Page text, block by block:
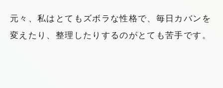
元々、私はとてもズボラな性格で、毎日カバンを
変えたり、整理したりするのがとても苦手です。